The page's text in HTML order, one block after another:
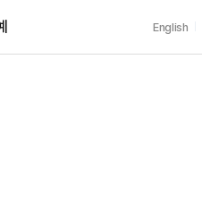
English